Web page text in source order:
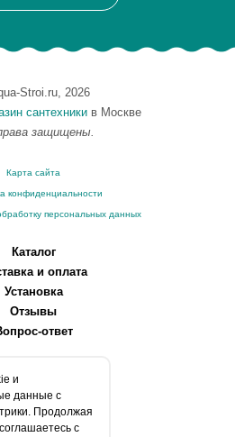
Stroi.ru, 2026
сантехники в Москве
защищены.
Карта сайта
конфиденциальности
персональных данных
Каталог
и оплата
Установка
Отзывы
ответ
центры
Контакты
и
данные с
Продолжая
с